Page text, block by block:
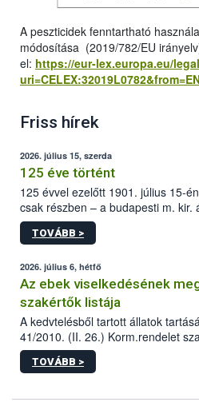
A peszticidek fenntartható
módosítása (2019/782/EU
el: https://eur-lex.europa.eu/
Friss hírek
2026. július 15, szerda
125 éve történt
125 évvel ezelőtt 1901. július 15-
csak részben – a budapesti m. kir.
állomás a Kis Rókus utca 15. szám
tervezett új épületébe.
TOVÁBB >
2026. július 6, hétfő
Az ebek viselkedésének
szakértők listája
A kedvtelésből tartott állatok
41/2010. (II. 26.) Korm.rendelet
sérülés, illetve ennek veszélye
hatósági feladatokat, valamint a
vonni az ebek viselkedésének
TOVÁBB >